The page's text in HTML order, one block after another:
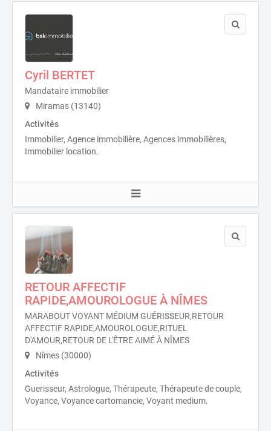
Cyril BERTET
Mandataire immobilier
Miramas (13140)
Activités
Immobilier, Agence immobilière, Agences immobilières,
Immobilier location.
RETOUR AFFECTIF
RAPIDE,AMOUROLOGUE À NÎMES
MARABOUT VOYANT MÉDIUM GUÉRISSEUR,RETOUR
AFFECTIF RAPIDE,AMOUROLOGUE,RITUEL
D'AMOUR,RETOUR DE L'ÊTRE AIMÉ À NÎMES
Nîmes (30000)
Activités
Guerisseur, Astrologue, Thérapeute, Thérapeute de couple,
Voyance, Voyance cartomancie, Voyant medium.